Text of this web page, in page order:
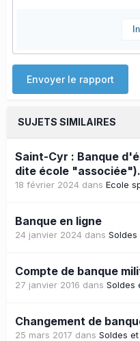
Envoyer le rapport
SUJETS SIMILAIRES
Saint-Cyr : Banque
dite école "associée").
18 février 2024 dans Ecole
Banque en ligne
24 janvier 2024 dans Soldes
Compte de banque
27 janvier 2016 dans Soldes
Changement de
25 mars 2017 dans Soldes